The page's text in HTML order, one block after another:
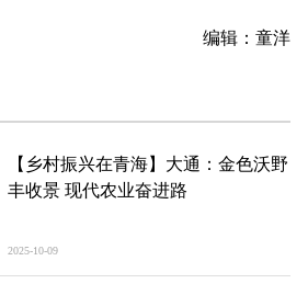
编辑：童洋
【乡村振兴在青海】大通：金色沃野
丰收景 现代农业奋进路
2025-10-09